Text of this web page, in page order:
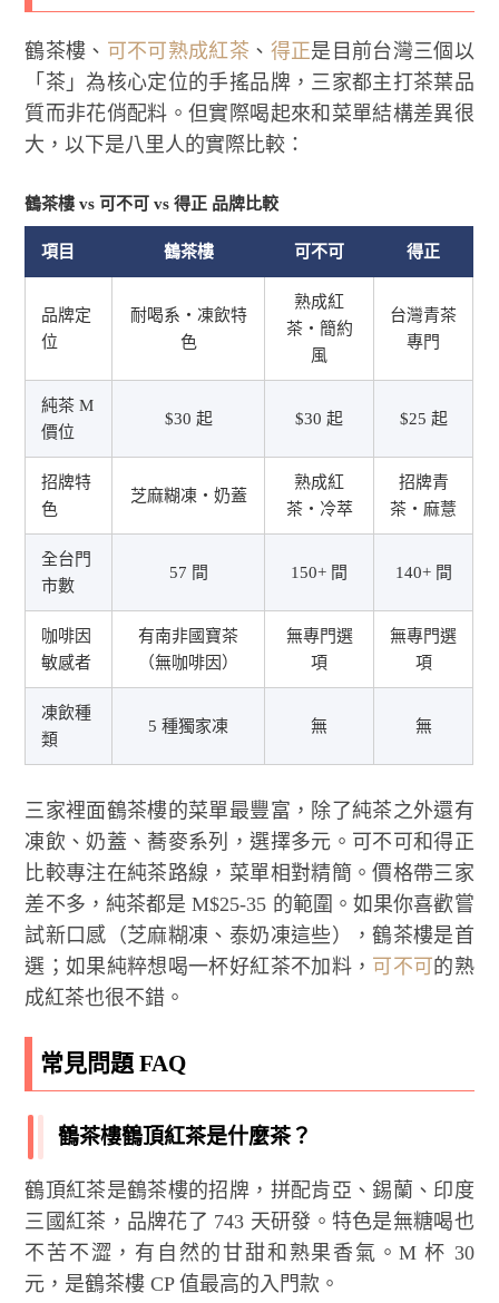
鶴茶樓、 可不可熟成紅茶 、 得正是目前台灣三個以
「茶」為核心定位的手搖品牌，三家都主打茶葉品
質而非花俏配料。但實際喝起來和菜單結構差異很
大，以下是八里人的實際比較：
鶴茶樓 vs 可不可 vs 得正 品牌比較
項目 鶴茶樓 可不可 得正
品牌定
位
耐喝系・凍飲特
色
熟成紅
茶・簡約
風
台灣青茶
專門
純茶 M
價位
$30 起 $30 起 $25 起
招牌特
色
芝麻糊凍・奶蓋
熟成紅
茶・冷萃
招牌青
茶・麻薏
全台門
市數
57 間 150+ 間 140+ 間
咖啡因
敏感者
有南非國寶茶
（無咖啡因）
無專門選
項
無專門選
項
凍飲種
類
5 種獨家凍 無 無
三家裡面鶴茶樓的菜單最豐富，除了純茶之外還有
凍飲、奶蓋、蕎麥系列，選擇多元。可不可和得正
比較專注在純茶路線，菜單相對精簡。價格帶三家
差不多，純茶都是 M$25-35 的範圍。如果你喜歡嘗
試新口感（芝麻糊凍、泰奶凍這些），鶴茶樓是首
選；如果純粹想喝一杯好紅茶不加料， 可不可 的熟
成紅茶也很不錯。
常見問題 FAQ
鶴茶樓鶴頂紅茶是什麼茶？
鶴頂紅茶是鶴茶樓的招牌，拼配肯亞、錫蘭、印度
三國紅茶，品牌花了 743 天研發。特色是無糖喝也
不苦不澀，有自然的甘甜和熟果香氣。M 杯 30
元，是鶴茶樓 CP 值最高的入門款。